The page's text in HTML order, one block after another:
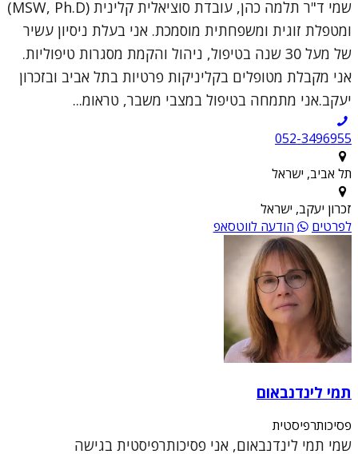
שמי ד"ר תלמה כהן, עובדת סוציאלית קלינית (MSW, Ph.D)
ומטפלת זוגית ומשפחתית מוסמכת. אני בעלת ניסיון עשיר
של מעל 30 שנה בטיפול, ניהול והקמת מסגרות טיפוליות.
אני מקבלת מטופלים בקליניקות פרטיות בתל אביב ובזכרון
יעקב.אני מתמחה בטיפול במצבי משבר, טראומ...
052-3496955
תל אביב, ישראל
זכרון יעקב, ישראל
לפרטים
הודעה לווטסאפ
תמי לינדנבאום
פסיכותרפיסטית
שמי תמי לינדנבאום, אני פסיכותרפיסטית בגישה